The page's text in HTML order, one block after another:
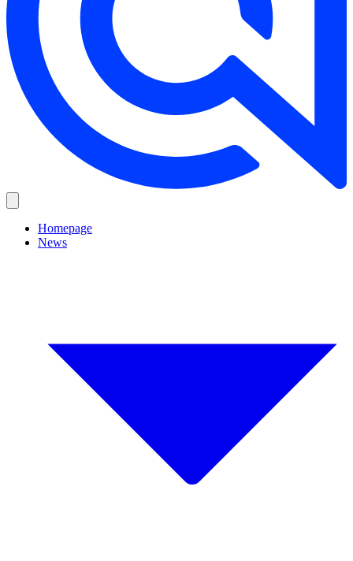
Homepage
News